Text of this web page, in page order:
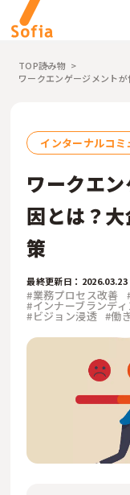
する
TOP読み物
ワークエンゲージメント
インターナルコミ
ワークエ
因とは？
策
最終更新日：2026.03.23
#業務プロセス改善
#インナーブランデ
#ビジョン浸透 #働